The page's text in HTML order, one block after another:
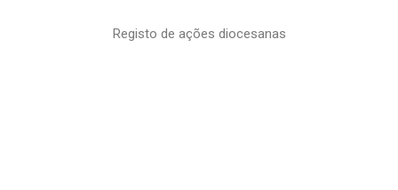
Registo de ações diocesanas